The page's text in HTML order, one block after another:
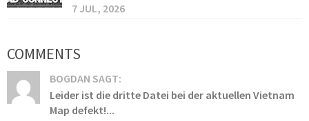
7 JUL, 2026
COMMENTS
BOGDAN SAGT:
Leider ist die dritte Datei bei der aktuellen Vietnam
Map defekt!...